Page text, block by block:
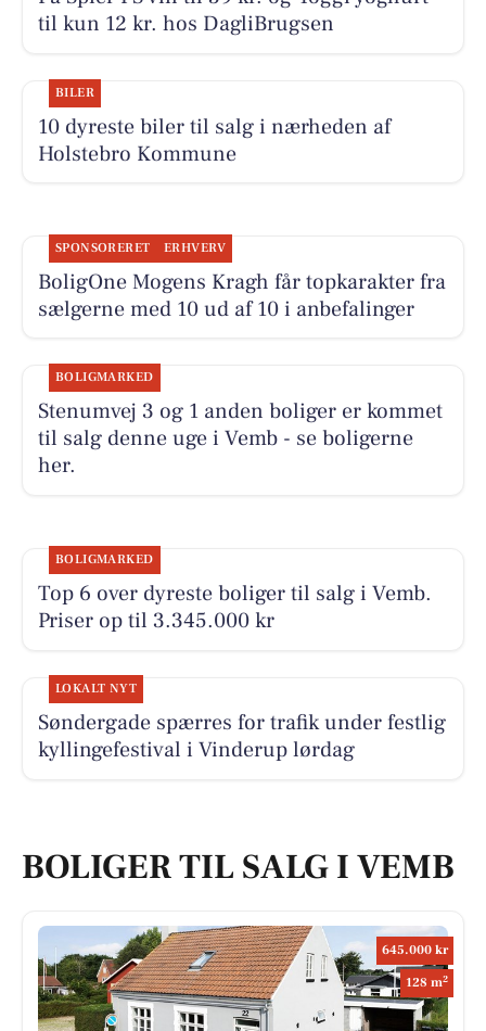
til kun 12 kr. hos DagliBrugsen
BILER
10 dyreste biler til salg i nærheden af
Holstebro Kommune
SPONSORERET ERHVERV
BoligOne Mogens Kragh får topkarakter fra
sælgerne med 10 ud af 10 i anbefalinger
BOLIGMARKED
Stenumvej 3 og 1 anden boliger er kommet
til salg denne uge i Vemb - se boligerne
her.
BOLIGMARKED
Top 6 over dyreste boliger til salg i Vemb.
Priser op til 3.345.000 kr
LOKALT NYT
Søndergade spærres for trafik under festlig
kyllingefestival i Vinderup lørdag
BOLIGER TIL SALG I VEMB
645.000 kr
128 m2